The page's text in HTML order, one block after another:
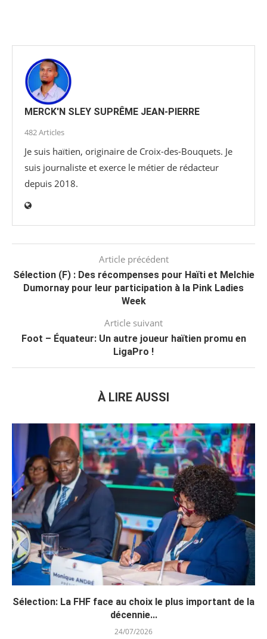
MERCK'N SLEY SUPRÊME JEAN-PIERRE
482 Articles
Je suis haïtien, originaire de Croix-des-Bouquets. Je
suis journaliste et exerce le métier de rédacteur
depuis 2018.
Article précédent
Sélection (F) : Des récompenses pour Haïti et Melchie
Dumornay pour leur participation à la Pink Ladies
Week
Article suivant
Foot – Équateur: Un autre joueur haïtien promu en
LigaPro !
À LIRE AUSSI
Sélection: La FHF face au choix le plus important de la
décennie...
24/07/2026